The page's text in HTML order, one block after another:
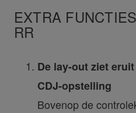
EXTRA
RR
De lay-out ziet
CDJ-opstelling
Bovenop de